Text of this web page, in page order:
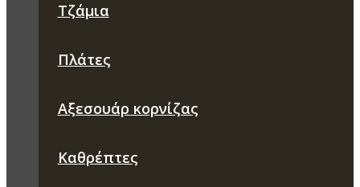
Τζάμια
Πλάτες
Αξεσουάρ κορνίζας
Καθρέπτες